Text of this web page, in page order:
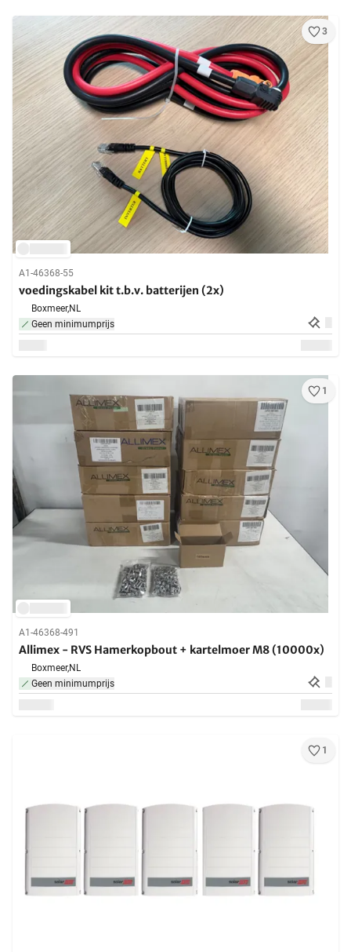
3
A1-46368-55
voedingskabel kit t.b.v. batterijen (2x)
Boxmeer,NL
Geen minimumprijs
1
A1-46368-491
Allimex - RVS Hamerkopbout + kartelmoer M8 (10000x)
Boxmeer,NL
Geen minimumprijs
1